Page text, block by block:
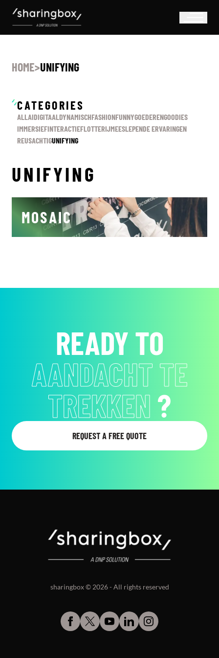
HOME>UNIFYING
CATEGORIES
ALLAIDIGITAALDYNAMISCHFASHIONFUNNYGOEDERENGOODIES
IMMERSIEFINTERACTIEFLOTTERIJMEESLEPENDE ERVARINGEN
REUSACHTIGUNIFYING
UNIFYING
MOSAIC
READY TO
AANDACHT TE
TREKKEN ?
REQUEST A FREE QUOTE
sharingbox © 2026 - All rights reserved